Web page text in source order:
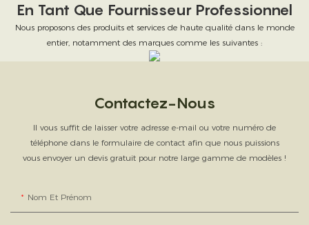
En Tant Que Fournisseur Professionnel
Nous proposons des produits et services de haute qualité dans le monde
entier, notamment des marques comme les suivantes :
Contactez-Nous
Il vous suffit de laisser votre adresse e-mail ou votre numéro de
téléphone dans le formulaire de contact afin que nous puissions
vous envoyer un devis gratuit pour notre large gamme de modèles !
Nom Et Prénom